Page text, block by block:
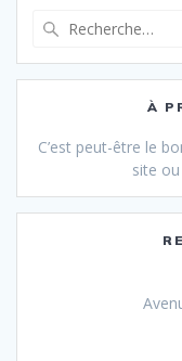
À
C’est peut-être le
site